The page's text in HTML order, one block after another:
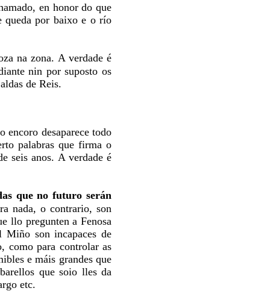
en honor do que
queda por baixo e o río
na zona. A verdade é
nin por suposto os
de Reis.
encoro desaparece todo
palabras que firma o
seis anos. A verdade é
que no futuro serán
nada, o contrario, son
llo pregunten a Fenosa
son incapaces de
como para controlar as
e máis grandes que
que soio lles da
etc.